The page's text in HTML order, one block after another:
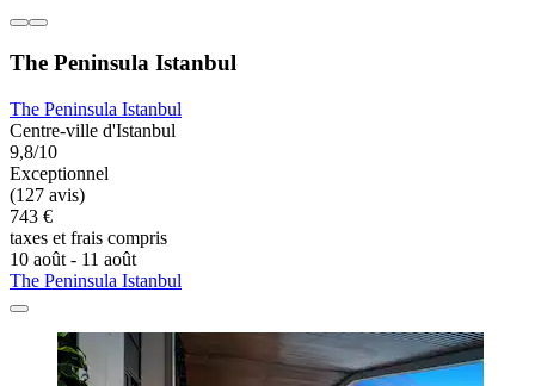
The Peninsula Istanbul
The Peninsula Istanbul
Centre-ville d'Istanbul
9,8/10
Exceptionnel
(127 avis)
743 €
taxes et frais compris
10 août - 11 août
The Peninsula Istanbul